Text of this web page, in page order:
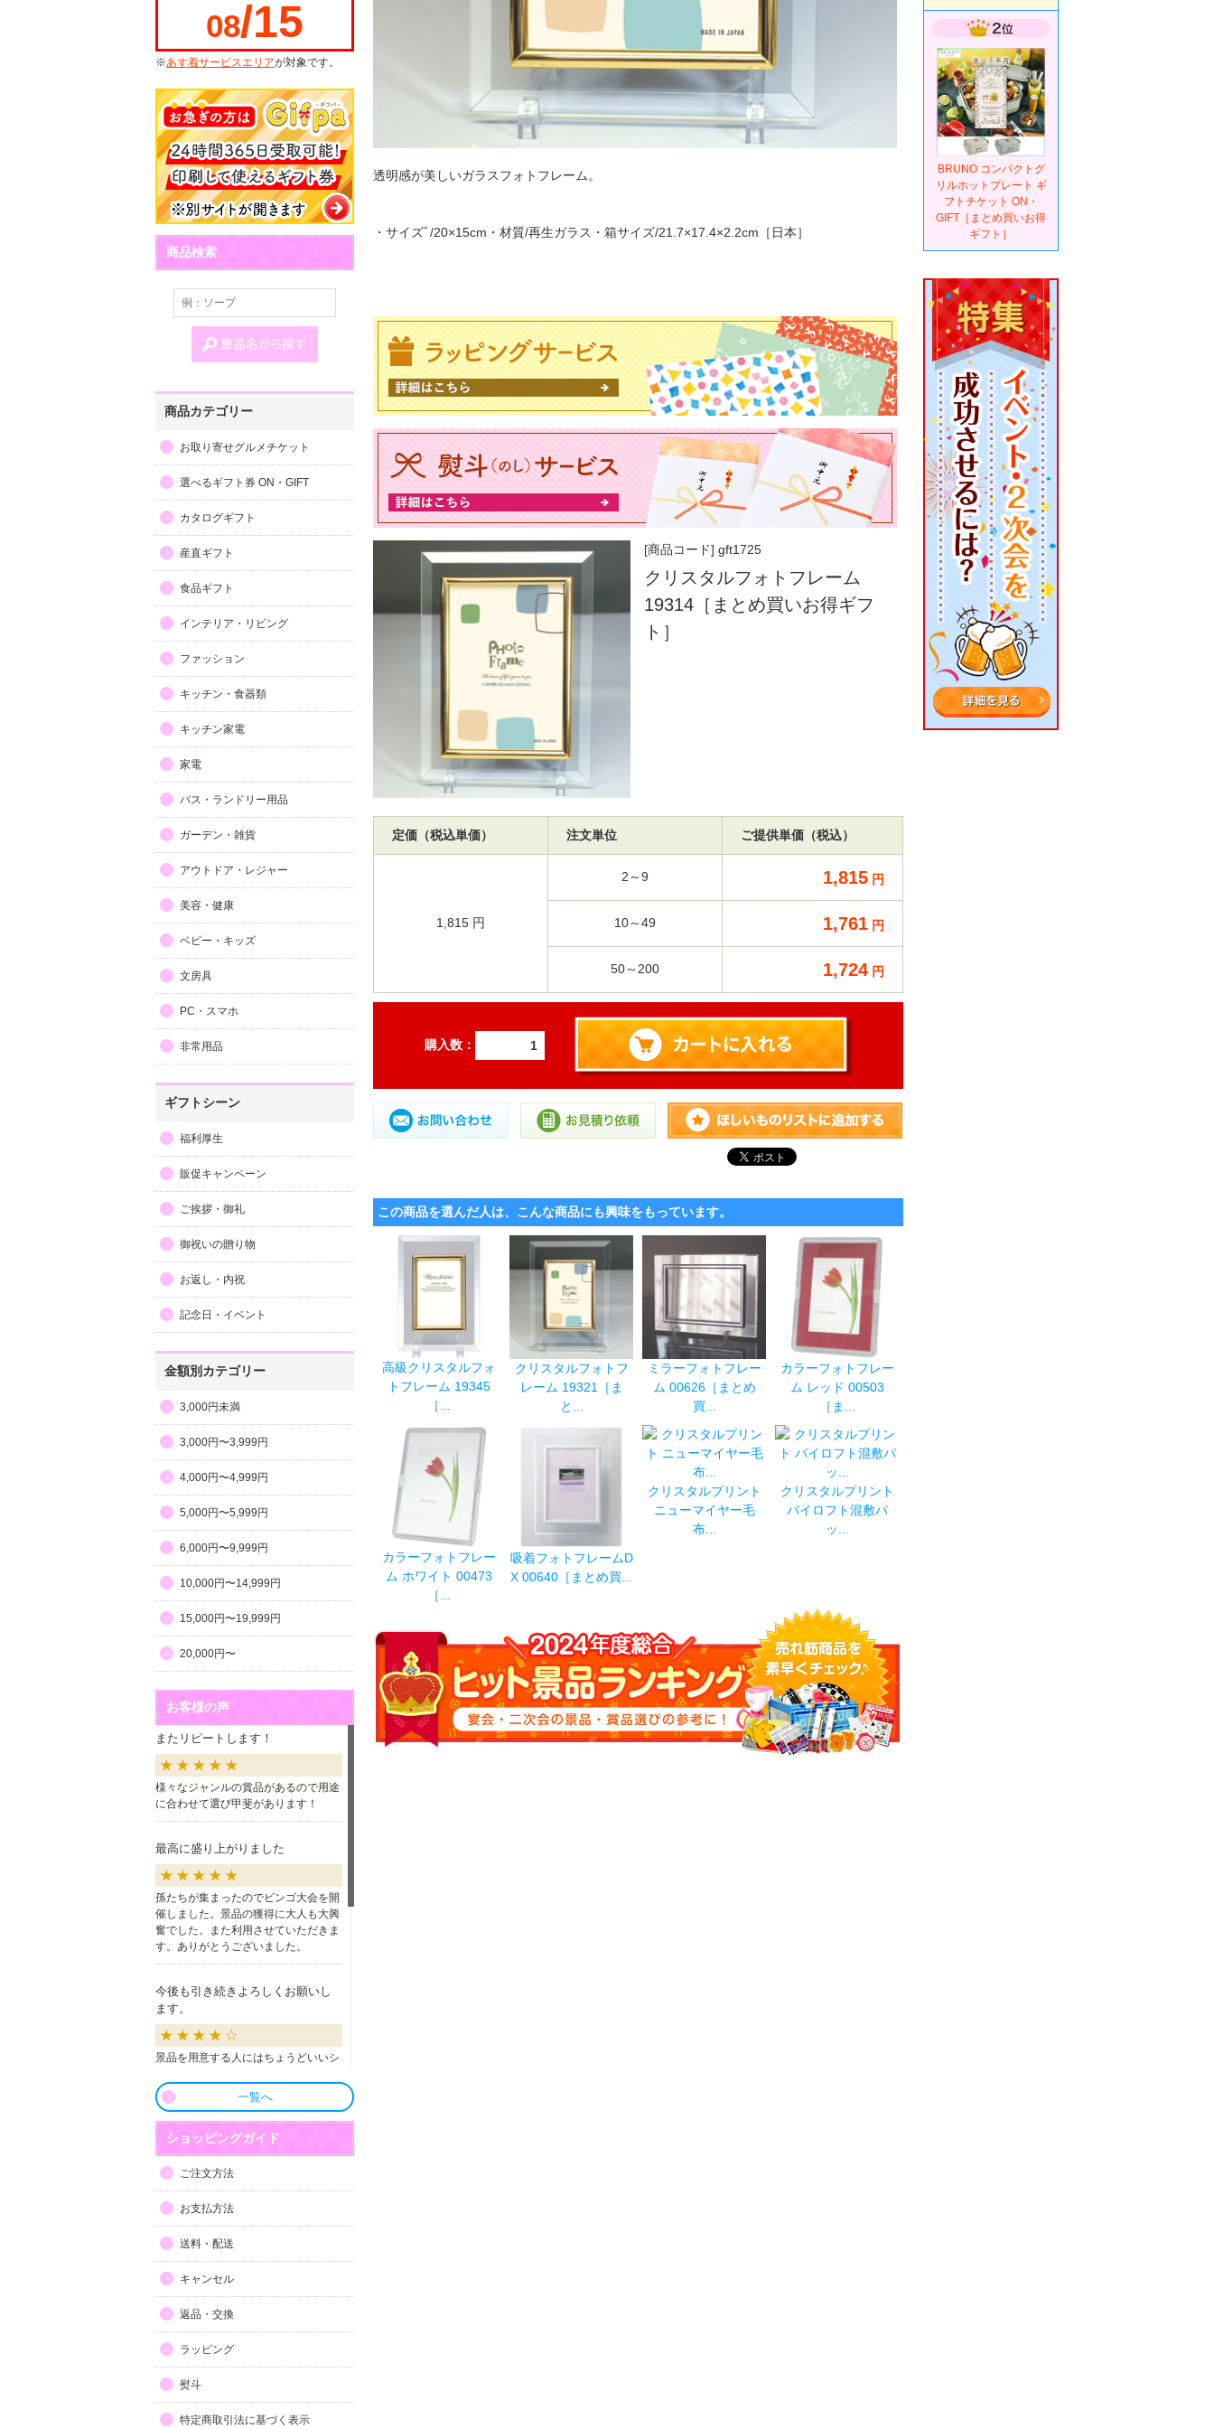
08/15
※あす着サービスエリアが対象です。
商品検索
商品カテゴリー
お取り寄せグルメチケット
選べるギフト券 ON・GIFT
カタログギフト
産直ギフト
食品ギフト
インテリア・リビング
ファッション
キッチン・食器類
キッチン家電
家電
バス・ランドリー用品
ガーデン・雑貨
アウトドア・レジャー
美容・健康
ベビー・キッズ
文房具
PC・スマホ
非常用品
ギフトシーン
福利厚生
販促キャンペーン
ご挨拶・御礼
御祝いの贈り物
お返し・内祝
記念日・イベント
金額別カテゴリー
3,000円未満
3,000円〜3,999円
4,000円〜4,999円
5,000円〜5,999円
6,000円〜9,999円
10,000円〜14,999円
15,000円〜19,999円
20,000円〜
お客様の声
またリピートします！
様々なジャンルの賞品があるので用途
に合わせて選び甲斐があります！
最高に盛り上がりました
孫たちが集まったのでビンゴ大会を開
催しました。景品の獲得に大人も大興
奮でした。また利用させていただきま
す。ありがとうございました。
今後も引き続きよろしくお願いし
ます。
景品を用意する人にはちょうどいいシ
良かったです
商品も直ぐに届き、一つづづ丁寧に梱
まりのビンゴで利用しましたが、みん
な喜んでもらえました。
利用しやすい
目録景品をよく利用しています。豪華
す。手配が早いので便利です。
一覧へ
ショッピングガイド
ご注文方法
お支払方法
送料・配送
キャンセル
返品・交換
ラッピング
熨斗
特定商取引法に基づく表示
透明感が美しいガラスフォトフレーム。
・サイズﾞ/20×15cm・材質/再生ガラス・箱サイズ/21.7×17.4×2.2cm［日本］
[商品コード] gft1725
クリスタルフォトフレーム
19314［まとめ買いお得ギフ
ト］
定価（税込単価） 注文単位 ご提供単価（税込）
1,815 円
2～9 1,815 円
10～49 1,761 円
50～200 1,724 円
購入数：
この商品を選んだ人は、こんな商品にも興味をもっています。
高級クリスタルフォ
トフレーム 19345
［...
クリスタルフォトフ
レーム 19321［ま
と...
ミラーフォトフレー
ム 00626［まとめ
買...
カラーフォトフレー
ム レッド 00503
［ま...
カラーフォトフレー
ム ホワイト 00473
［...
吸着フォトフレームD
X 00640［まとめ買...
クリスタルプリント
ニューマイヤー毛
布...
クリスタルプリント
バイロフト混敷パ
ッ...
BRUNO コンパクトグ
リルホットプレート ギ
フトチケット ON・
GIFT［まとめ買いお得
ギフト］